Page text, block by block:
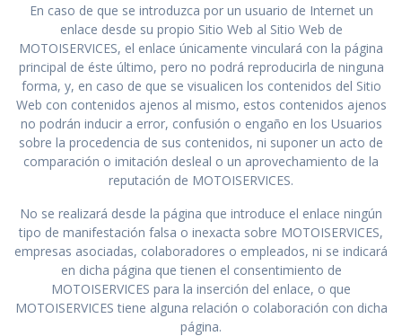
En caso de que se introduzca por un usuario de Internet un
enlace desde su propio Sitio Web al Sitio Web de
MOTOISERVICES, el enlace únicamente vinculará con la página
principal de éste último, pero no podrá reproducirla de ninguna
forma, y, en caso de que se visualicen los contenidos del Sitio
Web con contenidos ajenos al mismo, estos contenidos ajenos
no podrán inducir a error, confusión o engaño en los Usuarios
sobre la procedencia de sus contenidos, ni suponer un acto de
comparación o imitación desleal o un aprovechamiento de la
reputación de MOTOISERVICES.
No se realizará desde la página que introduce el enlace ningún
tipo de manifestación falsa o inexacta sobre MOTOISERVICES,
empresas asociadas, colaboradores o empleados, ni se indicará
en dicha página que tienen el consentimiento de
MOTOISERVICES para la inserción del enlace, o que
MOTOISERVICES tiene alguna relación o colaboración con dicha
página.